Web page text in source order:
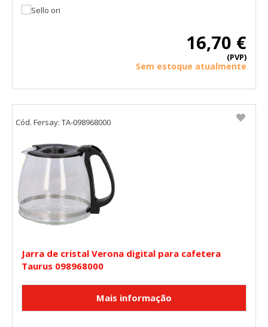
16,70 €
(PVP)
Sem estoque atualmente
Jarra de cristal Verona digital para cafetera
Taurus 098968000
Cód. Fersay: TA-098968000